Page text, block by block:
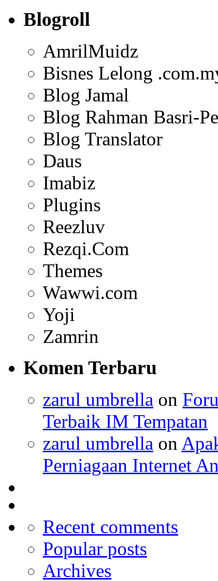
Blogroll
AmrilMuidz
Bisnes Lelong
Blog Jamal
Blog Rahman Basri-
Blog Translator
Daus
Imabiz
Plugins
Reezluv
Rezqi.Com
Themes
Wawwi.com
Yoji
Zamrin
Komen Terbaru
zarul umbrella on
Terbaik IM Tempatan
zarul umbrella on
Perniagaan Internet
Recent comments
Popular posts
Archives